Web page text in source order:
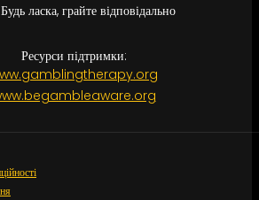
ласка, грайте відповідально
Ресурси підтримки: